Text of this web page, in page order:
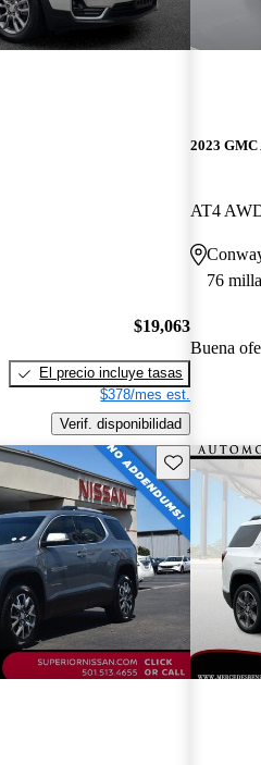
$19,063
El precio incluye tasas
$378/mes est.
Verif. disponibilidad
2023 GMC
AT4
76
Buena
Guarda este